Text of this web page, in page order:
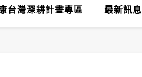
台灣深耕計畫專區 最新訊息